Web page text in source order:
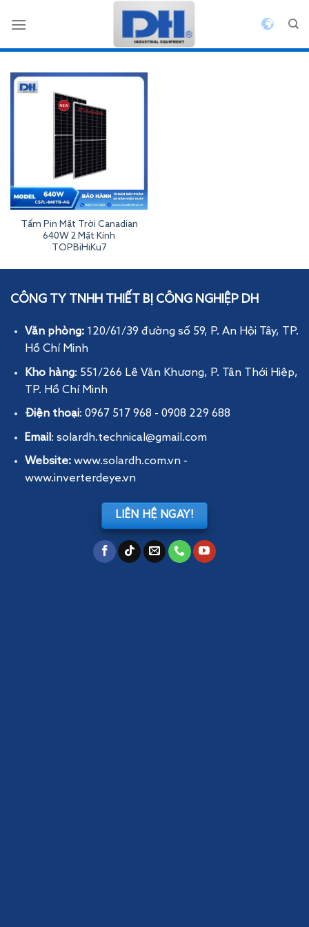
qua
Tấm Pin Mặt Trời Canadian
640W 2 Mặt Kính
TOPBiHiKu7
Inverterdeye
CÔNG TY TNHH THIẾT BỊ CÔNG NGHIỆP DH
Văn phòng: 120/61/39 đường số 59, P. An Hội Tây, TP.
Hồ Chí Minh
Kho hàng: 551/266 Lê Văn Khương, P. Tân Thới Hiệp,
TP. Hồ Chí Minh
Điện thoại: 0967 517 968 - 0908 229 688
Email : solardh.technical@gmail.com
Website: www.solardh.com.vn-
www.inverterdeye.vn
LIÊN HỆ NGAY!